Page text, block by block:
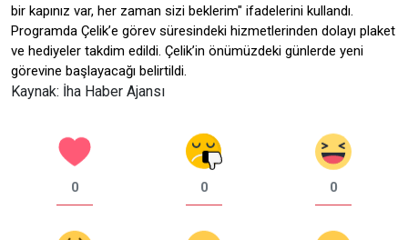
bir kapınız var, her zaman sizi beklerim" ifadelerini kullandı.
Programda Çelik’e görev süresindeki hizmetlerinden dolayı plaket
ve hediyeler takdim edildi. Çelik’in önümüzdeki günlerde yeni
görevine başlayacağı belirtildi.
Kaynak: İha Haber Ajansı
0 0 0